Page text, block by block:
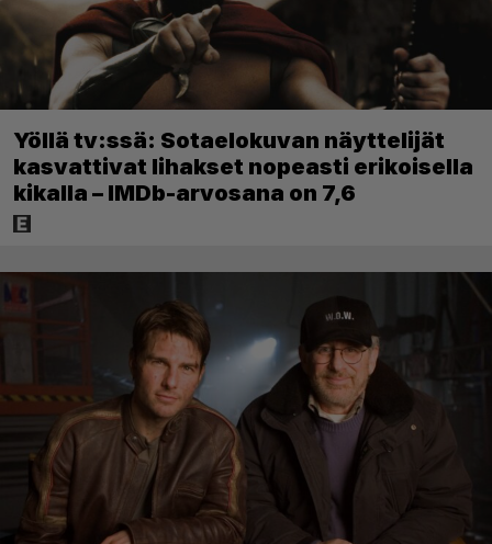
Yöllä tv:ssä: Sotaelokuvan näyttelijät
kasvattivat lihakset nopeasti erikoisella
kikalla – IMDb-arvosana on 7,6